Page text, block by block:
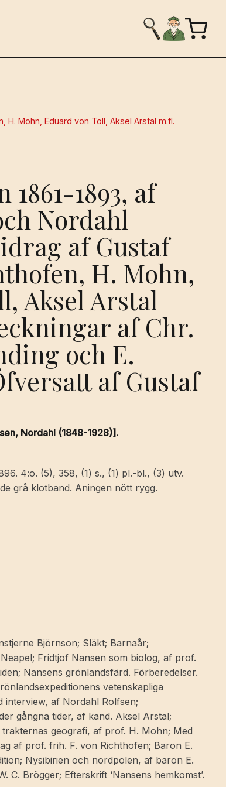
H. Mohn, Eduard von Toll, Aksel Arstal m.fl.
1893, af
Nordahl
af Gustaf
H. Mohn,
Aksel Arstal
af Chr.
och E.
af Gustaf
Nordahl (1848-1928)].
4:o. (5), 358, (1) s., (1) pl.-bl., (3) utv.
grå klotband. Aningen nött rygg.
Björnson; Släkt; Barnaår;
Fridtjof Nansen som biolog, af prof.
Nansens grönlandsfärd. Förberedelser.
vetenskapliga
interview, af Nordahl Rolfsen;
gångna tider, af kand. Aksel Arstal;
geografi, af prof. H. Mohn; Med
af prof. frih. F. von Richthofen; Baron E.
Nysibirien och nordpolen, af baron E.
C. Brögger; Efterskrift ‘Nansens hemkomst’.